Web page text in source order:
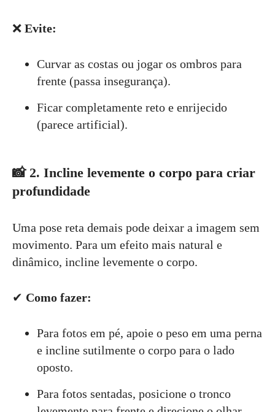
❌ Evite:
Curvar as costas ou jogar os ombros para
frente (passa insegurança).
Ficar completamente reto e enrijecido
(parece artificial).
📸 2. Incline levemente o corpo para criar
profundidade
Uma pose reta demais pode deixar a imagem sem
movimento. Para um efeito mais natural e
dinâmico, incline levemente o corpo.
✔ Como fazer:
Para fotos em pé, apoie o peso em uma perna
e incline sutilmente o corpo para o lado
oposto.
Para fotos sentadas, posicione o tronco